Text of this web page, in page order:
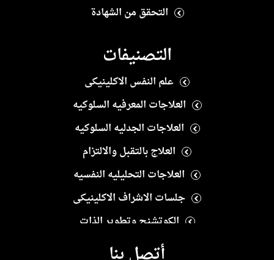
التحقق من الشهادة
التصنيفات
علم النفس الاكلينيكى
العلاجات المعرفيه السلوكيه
العلاجات الجدليه السلوكيه
العلاج بالتقبل والالتزام
العلاجات التحليليه النفسيه
جلسات الاشراف الاكلينيكى
الكوتشنج وتطوير الذات
العلاج النفسى الايجابى